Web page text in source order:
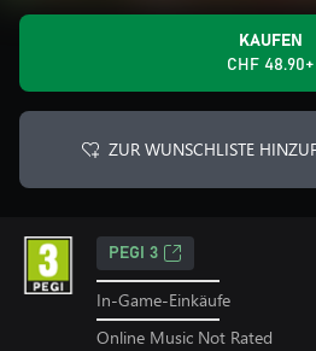
KAUFEN
CHF 48.90+
ZUR WUNSCHLISTE
PEGI 3
In-Game-Einkäufe
Online Music Not Rated